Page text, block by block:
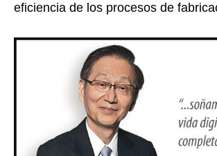
eficiencia de los procesos de